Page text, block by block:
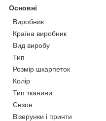
Основні
Виробник
Країна виробник
Вид виробу
Тип
Розмір шкарпеток
Колір
Тип тканини
Сезон
Візерунки і принти